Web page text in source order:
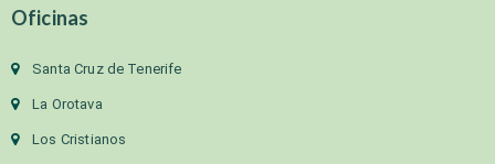
Oficinas
Santa Cruz de Tenerife
La Orotava
Los Cristianos